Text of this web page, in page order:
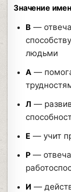
Значение
В —
людьми
А —
Л —
Е — учит
Р —
И —